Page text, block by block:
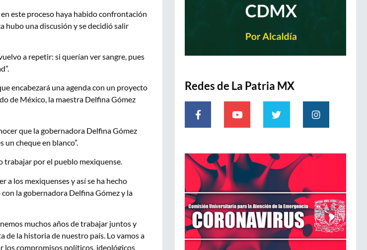
este proceso haya habido confrontación
hubo una discusión y se decidió salir
a repetir: si querían ver sangre, pues
encabezará una agenda con un proyecto
de México, la maestra Delfina Gómez
que la gobernadora Delfina Gómez
cheque en blanco”.
trabajar por el pueblo mexiquense.
los mexiquenses y así se ha hecho
la gobernadora Delfina Gómez y la
muchos años de trabajar juntos y
de la historia de nuestro país. Lo vamos a
los compromisos políticos, ideológicos
Redes de La Patria MX